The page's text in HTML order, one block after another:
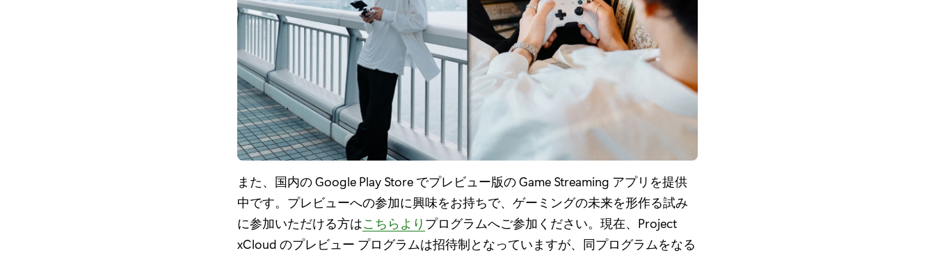
また、国内の Google Play Store でプレビュー版の Game Streaming アプリを提供
中です。プレビューへの参加に興味をお持ちで、ゲーミングの未来を形作る試み
に参加いただける方はこちらより プログラムへご参加ください。現在、Project
xCloud のプレビュー プログラムは招待制となっていますが、同プログラムをなる